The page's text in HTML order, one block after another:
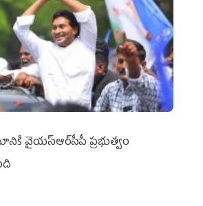
వైయ‌స్ఆర్‌సీపీ ప్రభుత్వం